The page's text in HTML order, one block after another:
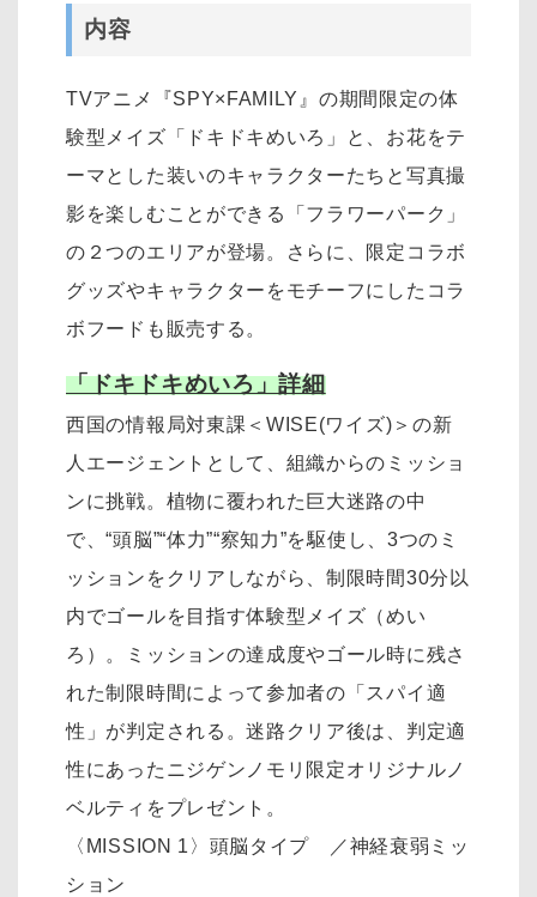
内容
TVアニメ『SPY×FAMILY』の期間限定の体
験型メイズ「ドキドキめいろ」と、お花をテ
ーマとした装いのキャラクターたちと写真撮
影を楽しむことができる「フラワーパーク」
の２つのエリアが登場。さらに、限定コラボ
グッズやキャラクターをモチーフにしたコラ
ボフードも販売する。
「ドキドキめいろ」詳細
西国の情報局対東課＜WISE(ワイズ)＞の新
人エージェントとして、組織からのミッショ
ンに挑戦。植物に覆われた巨大迷路の中
で、“頭脳”“体力”“察知力”を駆使し、3つのミ
ッションをクリアしながら、制限時間30分以
内でゴールを目指す体験型メイズ（めい
ろ）。ミッションの達成度やゴール時に残さ
れた制限時間によって参加者の「スパイ適
性」が判定される。迷路クリア後は、判定適
性にあったニジゲンノモリ限定オリジナルノ
ベルティをプレゼント。
〈MISSION 1〉頭脳タイプ ／神経衰弱ミッ
ション